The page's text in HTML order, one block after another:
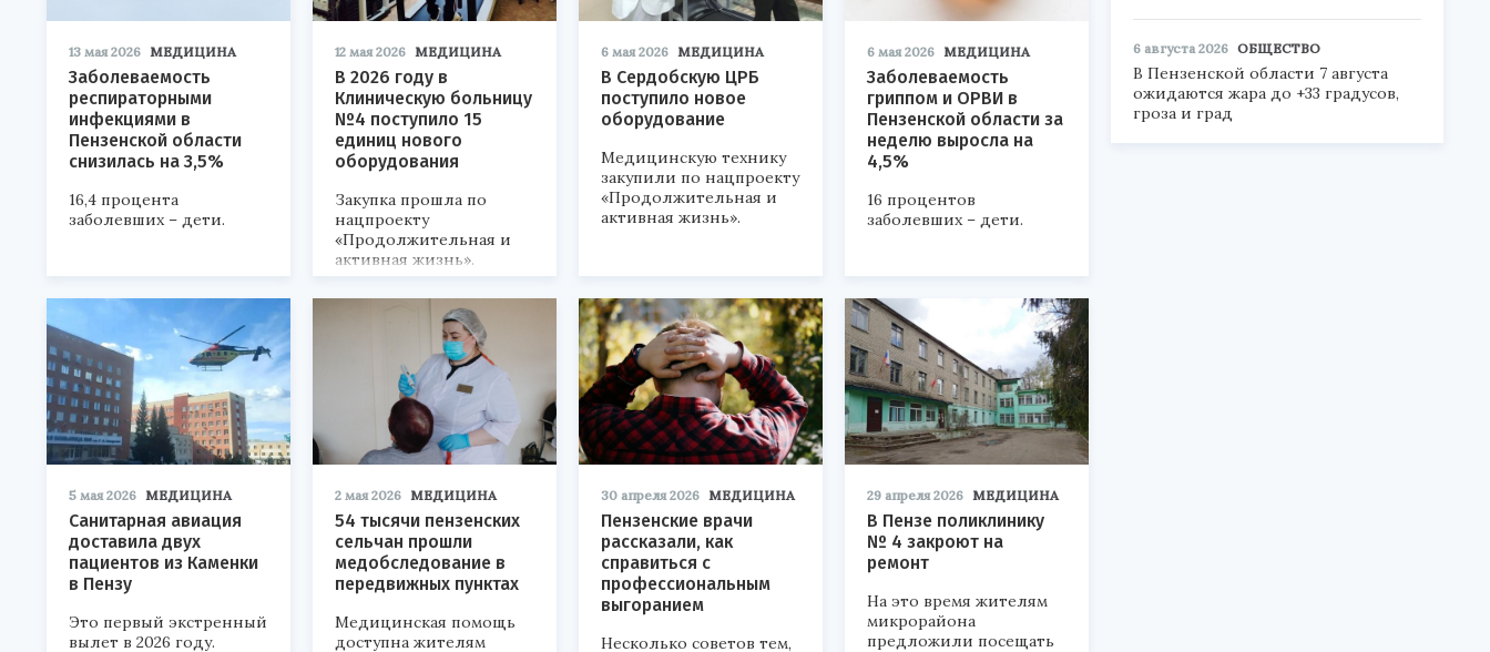
13 мая 2026 МЕДИЦИНА
Заболеваемость
респираторными
инфекциями в
Пензенской области
снизилась на 3,5%
16,4 процента
заболевших – дети.
12 мая 2026 МЕДИЦИНА
В 2026 году в
Клиническую больницу
№4 поступило 15
единиц нового
оборудования
Закупка прошла по
нацпроекту
«Продолжительная и
активная жизнь».
6 мая 2026 МЕДИЦИНА
В Сердобскую ЦРБ
поступило новое
оборудование
Медицинскую технику
закупили по нацпроекту
«Продолжительная и
активная жизнь».
6 мая 2026 МЕДИЦИНА
Заболеваемость
гриппом и ОРВИ в
Пензенской области за
неделю выросла на
4,5%
16 процентов
заболевших – дети.
5 мая 2026 МЕДИЦИНА
Санитарная авиация
доставила двух
пациентов из Каменки
в Пензу
Это первый экстренный
вылет в 2026 году.
2 мая 2026 МЕДИЦИНА
54 тысячи пензенских
сельчан прошли
медобследование в
передвижных пунктах
Медицинская помощь
доступна жителям
30 апреля 2026 МЕДИЦИНА
Пензенские врачи
рассказали, как
справиться с
профессиональным
выгоранием
Несколько советов тем,
29 апреля 2026 МЕДИЦИНА
В Пензе поликлинику
№ 4 закроют на
ремонт
На это время жителям
микрорайона
предложили посещать
6 августа 2026 ОБЩЕСТВО
В Пензенской области 7 августа
ожидаются жара до +33 градусов,
гроза и град